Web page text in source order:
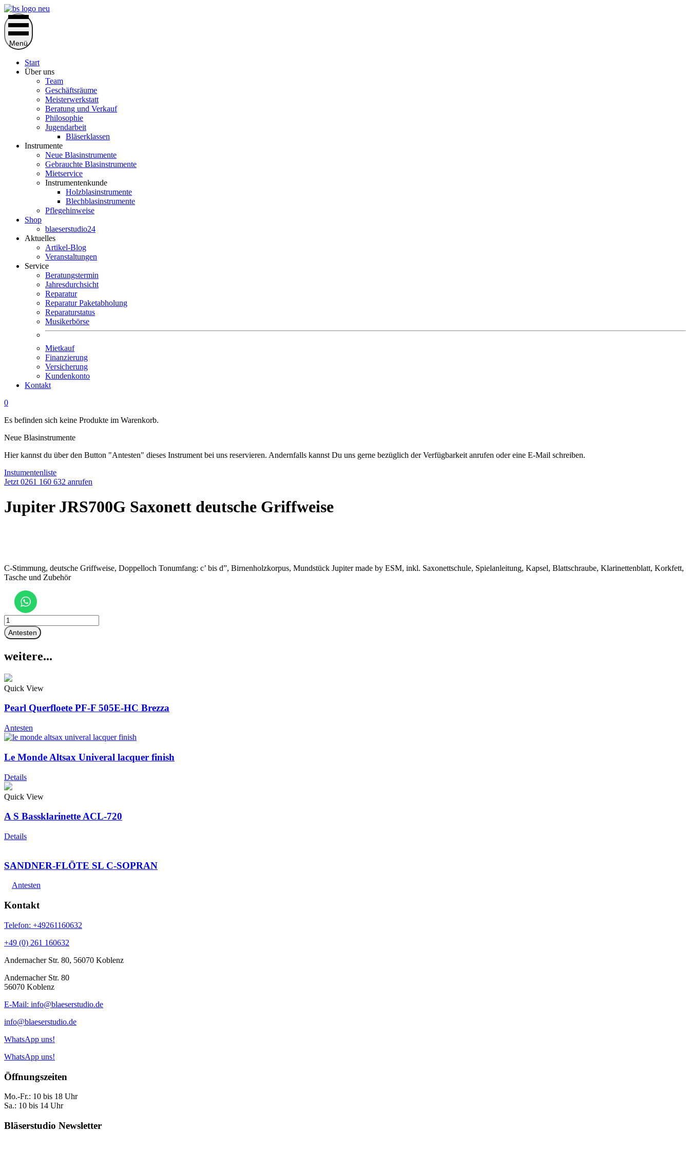
Zum
Inhalt
springen
Menü
Start
Über uns
Team
Geschäftsräume
Meisterwerkstatt
Beratung und Verkauf
Philosophie
Jugendarbeit
Bläserklassen
Instrumente
Neue Blasinstrumente
Gebrauchte Blasinstrumente
Mietservice
Instrumentenkunde
Holzblasinstrumente
Blechblasinstrumente
Pflegehinweise
Shop
blaeserstudio24
Aktuelles
Artikel-Blog
Veranstaltungen
Service
Beratungstermin
Jahresdurchsicht
Reparatur
Reparatur Paketabholung
Reparaturstatus
Musikerbörse
Mietkauf
Finanzierung
Versicherung
Kundenkonto
Kontakt
0
Es befinden sich keine Produkte im Warenkorb.
Neue Blasinstrumente
Hier kannst du über den Button "Antesten" dieses Instrument bei uns reservieren. Andernfalls kannst Du uns gerne bezüglich der Verfügbarkeit anrufen oder eine E-Mail schreiben.
Instumentenliste
Jetzt 0261 160 632 anrufen
Jupiter JRS700G Saxonett deutsche Griffweise
C-Stimmung, deutsche Griffweise, Doppelloch Tonumfang: c’ bis d”, Birnenholzkorpus, Mundstück Jupiter made by ESM, inkl. Saxonettschule, Spielanleitung, Kapsel, Blattschraube, Klarinettenblatt, Korkfett,
Tasche und Zubehör
Jupiter
JRS700G
Saxonett
Griffweise
Antesten
weitere...
Quick View
Pearl Querfloete PF-F 505E-HC Brezza
Antesten
Le Monde Altsax Univeral lacquer finish
Details
Quick View
A S Bassklarinette ACL-720
Details
SANDNER-FLÖTE SL C-SOPRAN
Antesten
Kontakt
Telefon: +49261160632
+49 (0) 261 160632
Andernacher Str. 80, 56070 Koblenz
Andernacher Str. 80
56070 Koblenz
E-Mail: info@blaeserstudio.de
info@blaeserstudio.de
WhatsApp uns!
WhatsApp uns!
Öffnungszeiten
Mo.-Fr.: 10 bis 18 Uhr
Sa.: 10 bis 14 Uhr
Bläserstudio Newsletter